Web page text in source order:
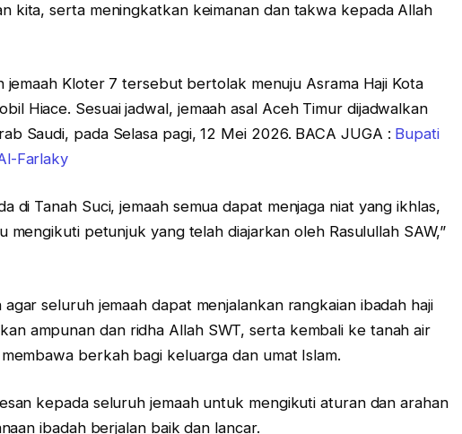
kita, serta meningkatkan keimanan dan takwa kepada Allah
jemaah Kloter 7 tersebut bertolak menuju Asrama Haji Kota
Hiace. Sesuai jadwal, jemaah asal Aceh Timur dijadwalkan
Saudi, pada Selasa pagi, 12 Mei 2026. BACA JUGA : Bupati
Farlaky
di Tanah Suci, jemaah semua dapat menjaga niat yang ikhlas,
mengikuti petunjuk yang telah diajarkan oleh Rasulullah SAW,”
seluruh jemaah dapat menjalankan rangkaian ibadah haji
ampunan dan ridha Allah SWT, serta kembali ke tanah air
berkah bagi keluarga dan umat Islam.
kepada seluruh jemaah untuk mengikuti aturan dan arahan
ibadah berjalan baik dan lancar.